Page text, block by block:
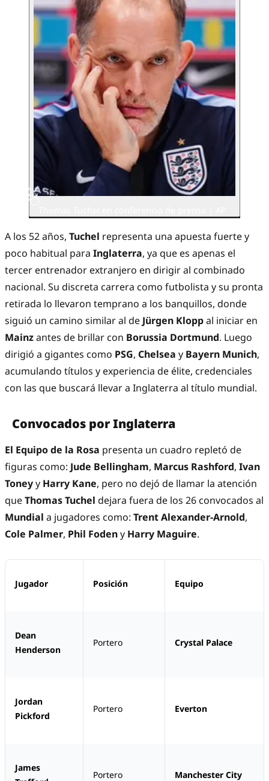
A los 52 años, Tuchel representa una apuesta fuerte y
poco habitual para Inglaterra, ya que es apenas el
tercer entrenador extranjero en dirigir al combinado
nacional. Su discreta carrera como futbolista y su pronta
retirada lo llevaron temprano a los banquillos, donde
siguió un camino similar al de Jürgen Kloppal iniciar en
Mainzantes de brillar con Borussia Dortmund. Luego
dirigió a gigantes como PSG, Chelsea y Bayern Munich,
acumulando títulos y experiencia de élite, credenciales
con las que buscará llevar a Inglaterra al título mundial.
Convocados por Inglaterra
El Equipo de la Rosa presenta un cuadro repletó de
figuras como: Jude Bellingham, Marcus Rashford, Ivan
Toneyy Harry Kane, pero no dejó de llamar la atención
queThomas Tuchel dejara fuera de los 26 convocados al
Mundial a jugadores como: Trent Alexander-Arnold,
Cole Palmer, Phil Fodeny Harry Maguire.
Jugador Posición Equipo
Dean
Henderson
Portero Crystal Palace
Jordan
Pickford
Portero Everton
James
Portero Manchester City